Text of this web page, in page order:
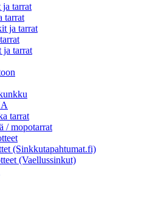
tarrat
tarrat
ja tarrat
ja tarrat
tarrat
/ mopotarrat
(Sinkkutapahtumat.fi)
(Vaellussinkut)